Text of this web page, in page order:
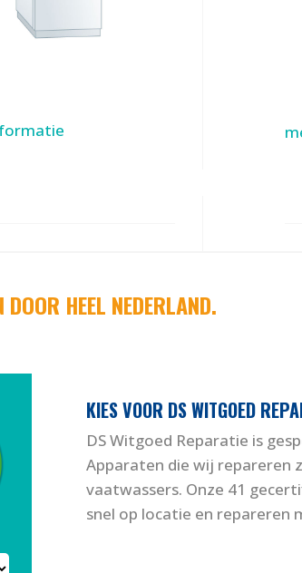
DOOR HEEL NEDERLAND.
KIES VOOR DS WITGOED
DS Witgoed Reparatie is
Apparaten die wij repareren
vaatwassers. Onze 41
snel op locatie en repareren